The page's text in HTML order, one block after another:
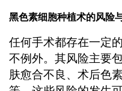
黑色素细胞种植术的风险
任何手术都存在一定
不例外。其风险主要
肤愈合不良、术后色